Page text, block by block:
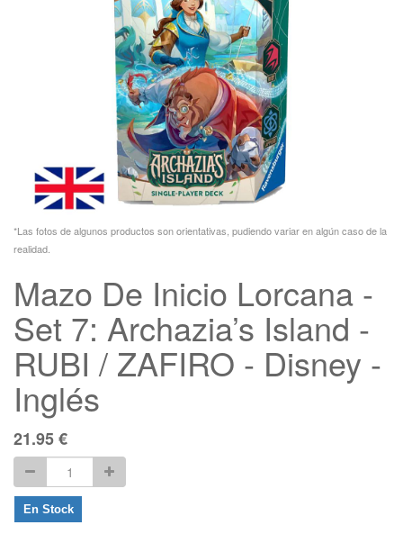
*Las fotos de algunos productos son orientativas, pudiendo variar en algún caso de la
realidad.
Mazo De Inicio Lorcana -
Set 7: Archazia’s Island -
RUBI / ZAFIRO - Disney -
Inglés
21.95€
En Stock